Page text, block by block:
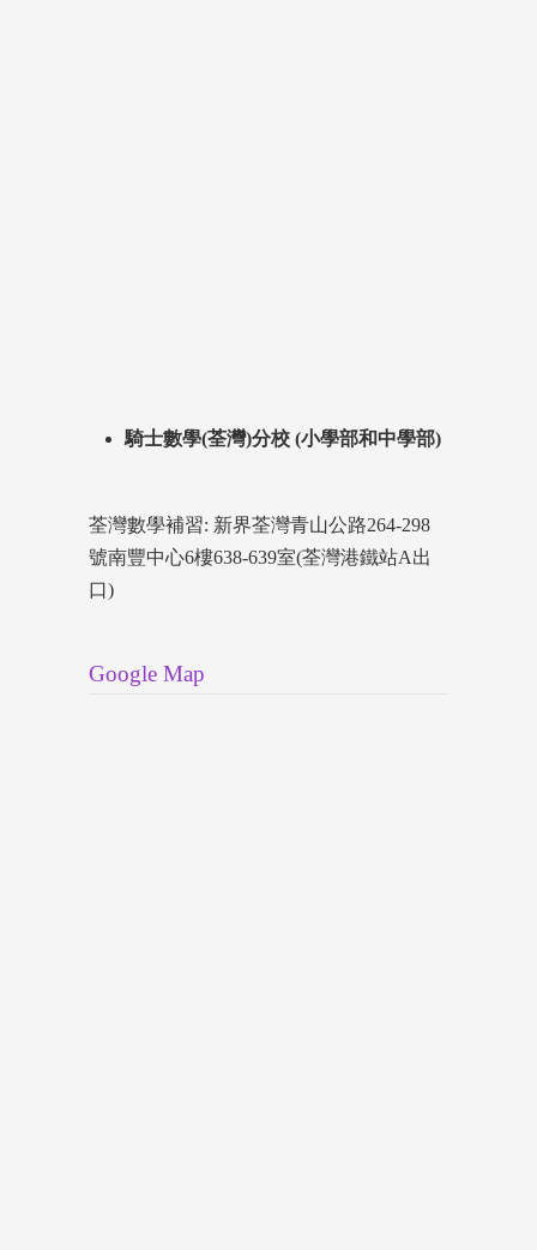
騎士數學(荃灣)分校 (小學部和中學部)
荃灣數學補習: 新界荃灣青山公路264-298
號南豐中心6樓638-639室(荃灣港鐵站A出
口)
Google Map